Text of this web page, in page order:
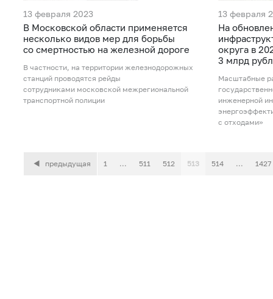
13 февраля 2023
В Московской области применяется
несколько видов мер для борьбы
со смертностью на железной дороге
В частности, на территории железнодорожных
станций проводятся рейды
сотрудниками московской межрегиональной
транспортной полиции
13 февраля
На
округа в
3 млрд
Масштабные
инженерной
с отходами»
предыдущая 1 ... 511 512 513 514 ... 1427